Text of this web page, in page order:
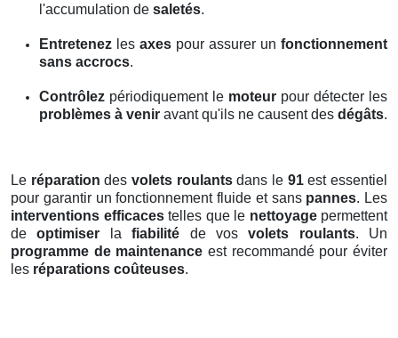
l'accumulation de saletés.
Entretenez les axes pour assurer un fonctionnement
sans accrocs.
Contrôlez périodiquement le moteur pour détecter les
problèmes à venir avant qu'ils ne causent des dégâts.
Le réparation desvolets roulantsdans le 91est essentiel
pour garantir un fonctionnement fluide et sans pannes. Les
interventions efficacestelles que le nettoyagepermettent
deoptimiser lafiabilité de vosvolets roulants. Un
programme de maintenance est recommandé pour éviter
les réparations coûteuses.